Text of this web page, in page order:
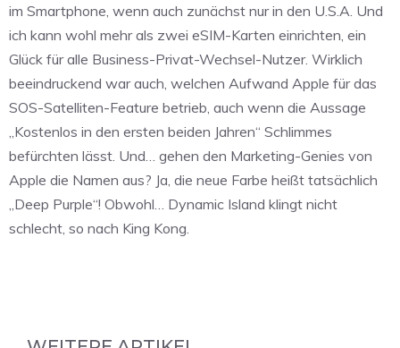
im Smartphone, wenn auch zunächst nur in den U.S.A. Und
ich kann wohl mehr als zwei eSIM-Karten einrichten, ein
Glück für alle Business-Privat-Wechsel-Nutzer. Wirklich
beeindruckend war auch, welchen Aufwand Apple für das
SOS-Satelliten-Feature betrieb, auch wenn die Aussage
„Kostenlos in den ersten beiden Jahren“ Schlimmes
befürchten lässt. Und… gehen den Marketing-Genies von
Apple die Namen aus? Ja, die neue Farbe heißt tatsächlich
„Deep Purple“! Obwohl… Dynamic Island klingt nicht
schlecht, so nach King Kong.